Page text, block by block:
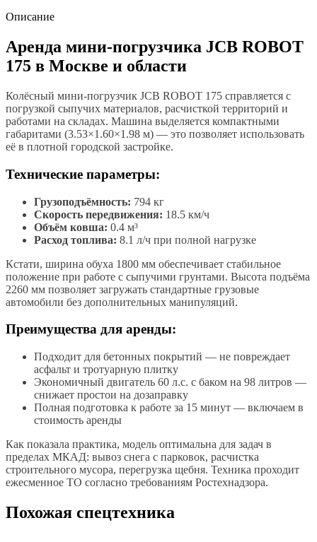
Описание
Аренда мини-погрузчика JCB ROBOT
175 в Москве и области
Колёсный мини-погрузчик JCB ROBOT 175 справляется с
погрузкой сыпучих материалов, расчисткой территорий и
работами на складах. Машина выделяется компактными
габаритами (3.53×1.60×1.98 м) — это позволяет использовать
её в плотной городской застройке.
Технические параметры:
Грузоподъёмность: 794 кг
Скорость передвижения: 18.5 км/ч
Объём ковша: 0.4 м³
Расход топлива: 8.1 л/ч при полной нагрузке
Кстати, ширина обуха 1800 мм обеспечивает стабильное
положение при работе с сыпучими грунтами. Высота подъёма
2260 мм позволяет загружать стандартные грузовые
автомобили без дополнительных манипуляций.
Преимущества для аренды:
Подходит для бетонных покрытий — не повреждает
асфальт и тротуарную плитку
Экономичный двигатель 60 л.с. с баком на 98 литров —
снижает простои на дозаправку
Полная подготовка к работе за 15 минут — включаем в
стоимость аренды
Как показала практика, модель оптимальна для задач в
пределах МКАД: вывоз снега с парковок, расчистка
строительного мусора, перегрузка щебня. Техника проходит
ежесменное ТО согласно требованиям Ростехнадзора.
Похожая спецтехника